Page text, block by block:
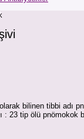
bilinen tibbi adı
: 23 tip ölü